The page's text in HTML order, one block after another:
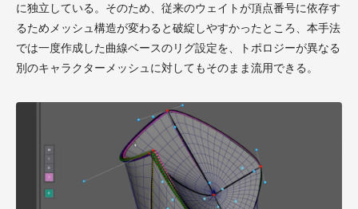
に独立している。そのため、従来のウェイトが頂点番号に依存す
るためメッシュ構造が変わると破綻しやすかったところ、本手法
では一度作成した曲線ベースのリグ設定を、トポロジーが異なる
別のキャラクターメッシュに対してもそのまま流用できる。